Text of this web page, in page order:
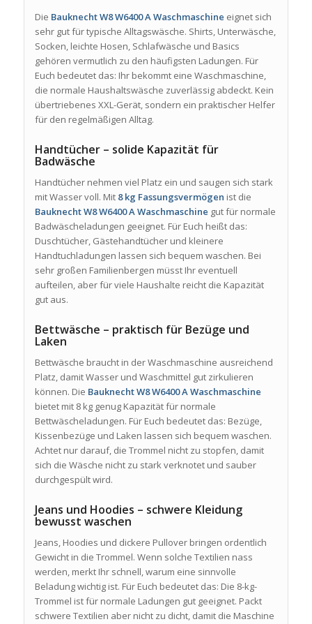
Die Bauknecht W8 W6400 A Waschmaschine eignet sich
sehr gut für typische Alltagswäsche. Shirts, Unterwäsche,
Socken, leichte Hosen, Schlafwäsche und Basics
gehören vermutlich zu den häufigsten Ladungen. Für
Euch bedeutet das: Ihr bekommt eine Waschmaschine,
die normale Haushaltswäsche zuverlässig abdeckt. Kein
übertriebenes XXL-Gerät, sondern ein praktischer Helfer
für den regelmäßigen Alltag.
Handtücher – solide Kapazität für
Badwäsche
Handtücher nehmen viel Platz ein und saugen sich stark
mit Wasser voll. Mit 8 kg Fassungsvermögen ist die
Bauknecht W8 W6400 A Waschmaschine gut für normale
Badwäscheladungen geeignet. Für Euch heißt das:
Duschtücher, Gästehandtücher und kleinere
Handtuchladungen lassen sich bequem waschen. Bei
sehr großen Familienbergen müsst Ihr eventuell
aufteilen, aber für viele Haushalte reicht die Kapazität
gut aus.
Bettwäsche – praktisch für Bezüge und
Laken
Bettwäsche braucht in der Waschmaschine ausreichend
Platz, damit Wasser und Waschmittel gut zirkulieren
können. Die Bauknecht W8 W6400 A Waschmaschine
bietet mit 8 kg genug Kapazität für normale
Bettwäscheladungen. Für Euch bedeutet das: Bezüge,
Kissenbezüge und Laken lassen sich bequem waschen.
Achtet nur darauf, die Trommel nicht zu stopfen, damit
sich die Wäsche nicht zu stark verknotet und sauber
durchgespült wird.
Jeans und Hoodies – schwere Kleidung
bewusst waschen
Jeans, Hoodies und dickere Pullover bringen ordentlich
Gewicht in die Trommel. Wenn solche Textilien nass
werden, merkt Ihr schnell, warum eine sinnvolle
Beladung wichtig ist. Für Euch bedeutet das: Die 8-kg-
Trommel ist für normale Ladungen gut geeignet. Packt
schwere Textilien aber nicht zu dicht, damit die Maschine